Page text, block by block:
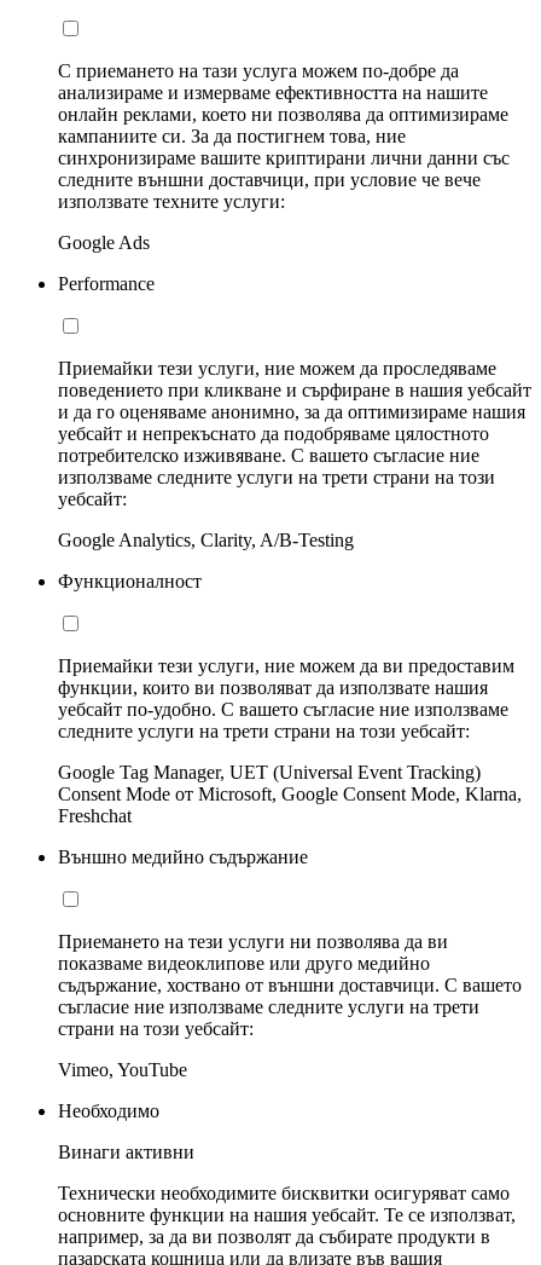
С приемането на тази услуга можем по-добре да
анализираме и измерваме ефективността на нашите
онлайн реклами, което ни позволява да оптимизираме
кампаниите си. За да постигнем това, ние
синхронизираме вашите криптирани лични данни със
следните външни доставчици, при условие че вече
използвате техните услуги:
Google Ads
Performance
Приемайки тези услуги, ние можем да проследяваме
поведението при кликване и сърфиране в нашия уебсайт
и да го оценяваме анонимно, за да оптимизираме нашия
уебсайт и непрекъснато да подобряваме цялостното
потребителско изживяване. С вашето съгласие ние
използваме следните услуги на трети страни на този
уебсайт:
Google Analytics, Clarity, A/B-Testing
Функционалност
Приемайки тези услуги, ние можем да ви предоставим
функции, които ви позволяват да използвате нашия
уебсайт по-удобно. С вашето съгласие ние използваме
следните услуги на трети страни на този уебсайт:
Google Tag Manager, UET (Universal Event Tracking)
Consent Mode от Microsoft, Google Consent Mode, Klarna,
Freshchat
Външно медийно съдържание
Приемането на тези услуги ни позволява да ви
показваме видеоклипове или друго медийно
съдържание, хоствано от външни доставчици. С вашето
съгласие ние използваме следните услуги на трети
страни на този уебсайт:
Vimeo, YouTube
Необходимо
Винаги активни
Технически необходимите бисквитки осигуряват само
основните функции на нашия уебсайт. Те се използват,
например, за да ви позволят да събирате продукти в
пазарската кошница или да влизате във вашия